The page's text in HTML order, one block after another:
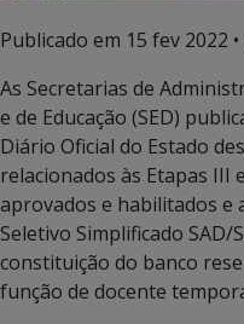
Publicado em 15 fev 2022
As Secretarias de
e de Educação (SED)
Diário Oficial do Estado
relacionados às Etapas III
aprovados e habilitados e
Seletivo Simplificado SAD/
constituição do banco
função de docente